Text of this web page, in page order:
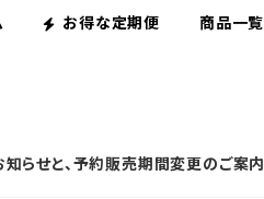
お得な定期便 商品一覧
知らせと、予約販売期間変更のご案内